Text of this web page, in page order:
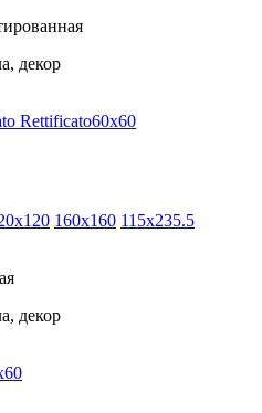
декор
160x160 115x235.5
декор